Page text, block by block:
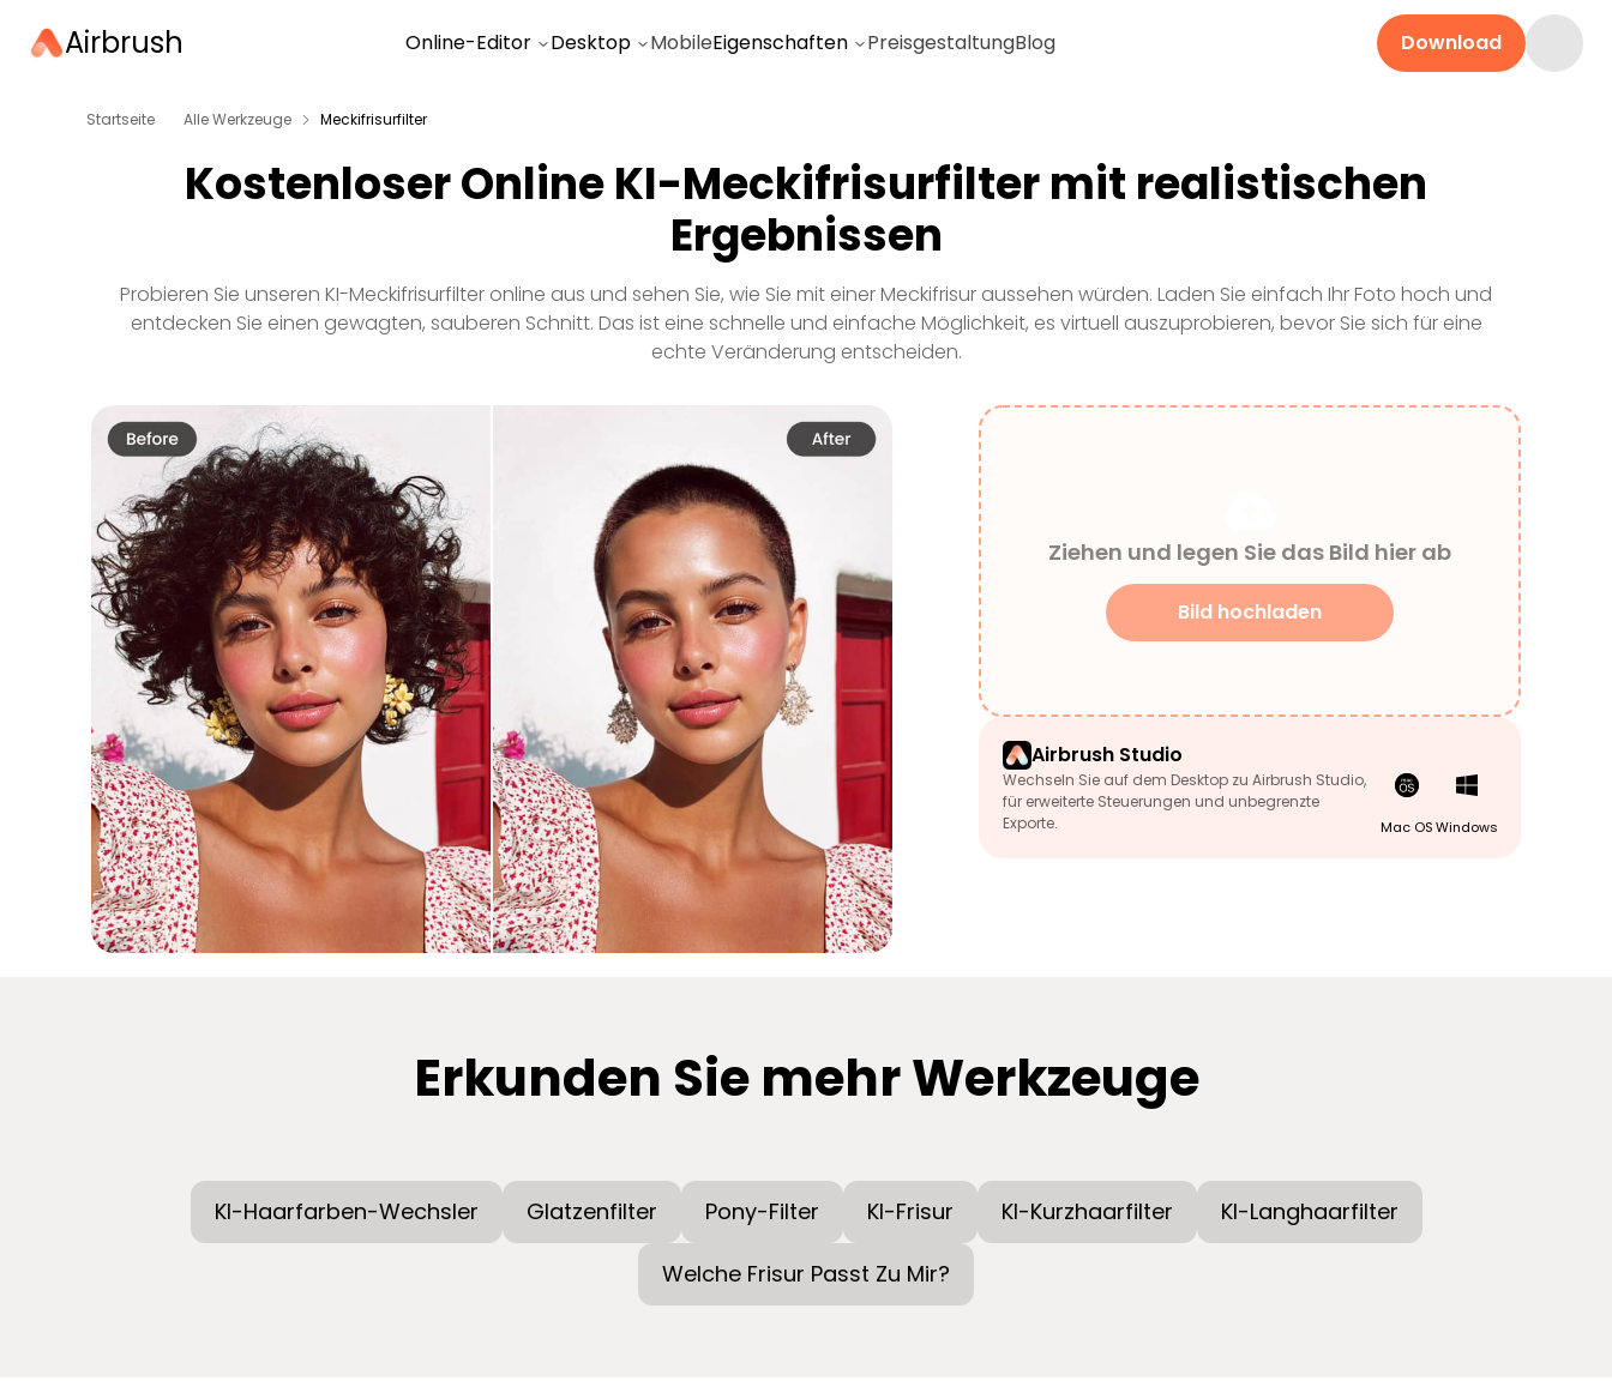
Airbrush Online-Editor Desktop MobileEigenschaften PreisgestaltungBlog Download
Startseite Alle Werkzeuge Meckifrisurfilter
Kostenloser Online KI-Meckifrisurfilter mit realistischen
Ergebnissen
Probieren Sie unseren KI-Meckifrisurfilter online aus und sehen Sie, wie Sie mit einer Meckifrisur aussehen würden. Laden Sie einfach Ihr Foto hoch und
entdecken Sie einen gewagten, sauberen Schnitt. Das ist eine schnelle und einfache Möglichkeit, es virtuell auszuprobieren, bevor Sie sich für eine
echte Veränderung entscheiden.
Ziehen und legen Sie das Bild hier ab
Bild hochladen
Airbrush Studio
Wechseln Sie auf dem Desktop zu Airbrush Studio,
für erweiterte Steuerungen und unbegrenzte
Exporte.
Mac OSWindows
Erkunden Sie mehr Werkzeuge
KI-Haarfarben-Wechsler Glatzenfilter Pony-Filter KI-Frisur KI-Kurzhaarfilter KI-Langhaarfilter
Welche Frisur Passt Zu Mir?